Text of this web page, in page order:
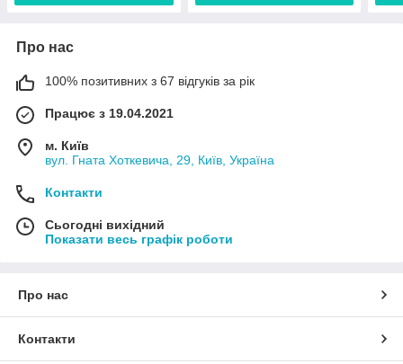
Про нас
100% позитивних з 67 відгуків за рік
Працює з 19.04.2021
м. Київ
вул. Гната Хоткевича, 29, Київ, Україна
Контакти
Сьогодні вихідний
Показати весь графік роботи
Про нас
Контакти